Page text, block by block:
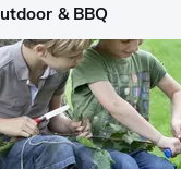
& BBQ